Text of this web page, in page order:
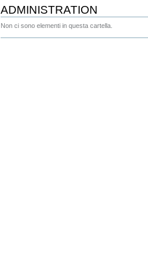
ADMINISTRATION
Non ci sono elementi in questa cartella.